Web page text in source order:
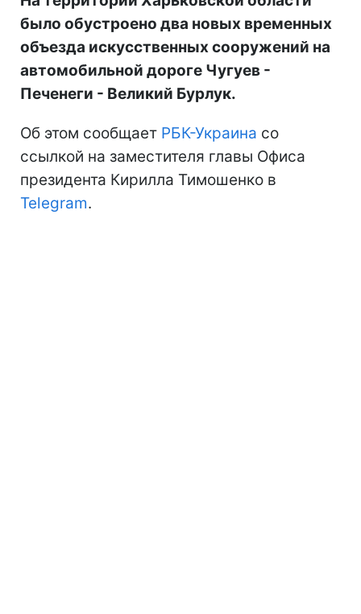
было обустроено два новых временных
объезда искусственных сооружений на
автомобильной дороге Чугуев -
Печенеги - Великий Бурлук.
Об этом сообщает РБК-Украина со
ссылкой на заместителя главы Офиса
президента Кирилла Тимошенко в
Telegram.